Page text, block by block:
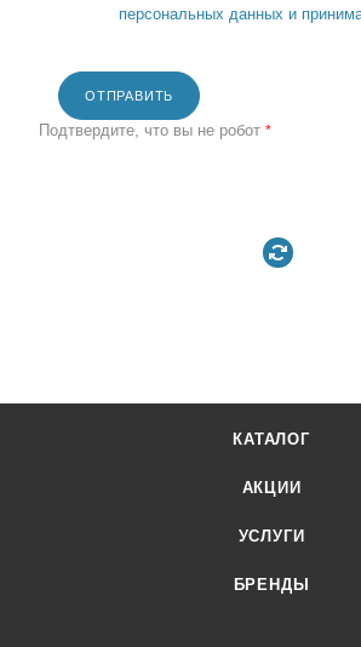
персональных данных и
ОТПРАВИТЬ
Подтвердите, что вы не робот *
КАТАЛОГ
АКЦИИ
УСЛУГИ
БРЕНДЫ